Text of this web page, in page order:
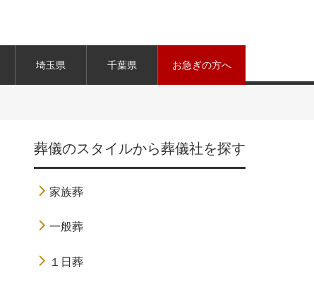
埼玉県 千葉県 お急ぎの方へ
葬儀のスタイルから葬儀社を探す
家族葬
一般葬
１日葬